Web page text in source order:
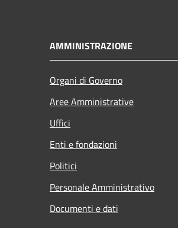
AMMINISTRAZIONE
Organi di Governo
Aree Amministrative
Uffici
Enti e fondazioni
Politici
Personale Amministrativo
Documenti e dati